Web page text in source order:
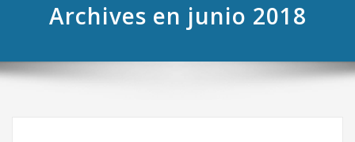
Archives en junio 2018